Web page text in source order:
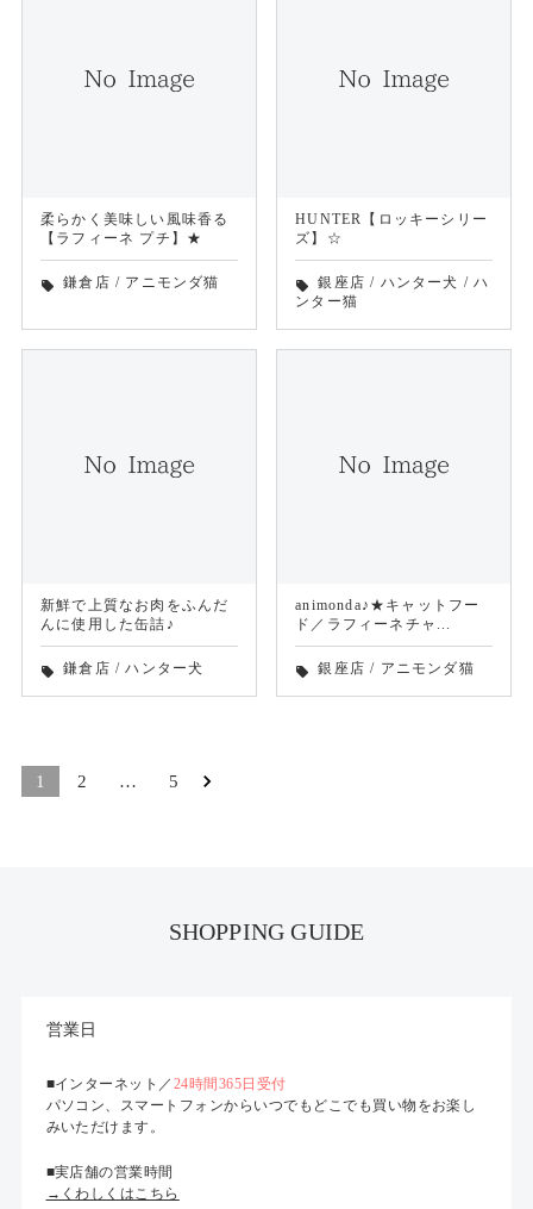
柔らかく美味しい風味香る
【ラフィーネ プチ】★
local_offer 鎌倉店 / アニモンダ猫
HUNTER【ロッキーシリー
ズ】☆
local_offer 銀座店 / ハンター犬 /ハ
ンター猫
新鮮で上質なお肉をふんだ
んに使用した缶詰♪
local_offer 鎌倉店 /ハンター犬
animonda♪★キャットフー
ド／ラフィーネチャ...
local_offer 銀座店 / アニモンダ猫
1 2 … 5
SHOPPING GUIDE
営業日
■インターネット／ 24時間365日受付
パソコン、スマートフォンからいつでもどこでも買い物をお楽し
みいただけます。
■実店舗の営業時間
→くわしくはこちら